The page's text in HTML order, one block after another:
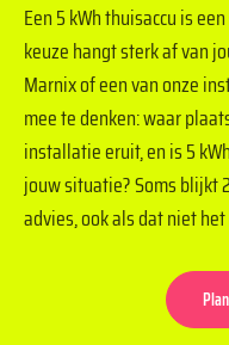
Een 5 kWh thuisaccu is
keuze hangt sterk af van
Marnix of een van onze
mee te denken: waar
installatie eruit, en is 5
jouw situatie? Soms blijkt
advies, ook als dat niet